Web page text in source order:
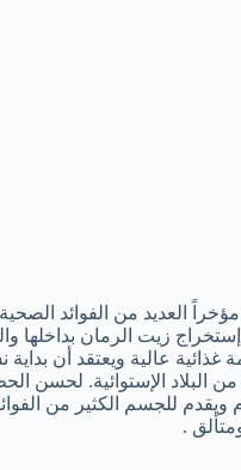
العديد من الفوائد الصحية
زيت الرمان بداخلها
عالية ويعتقد أن
البلاد الإستوائية. لحسن
للجسم الكثير من
.